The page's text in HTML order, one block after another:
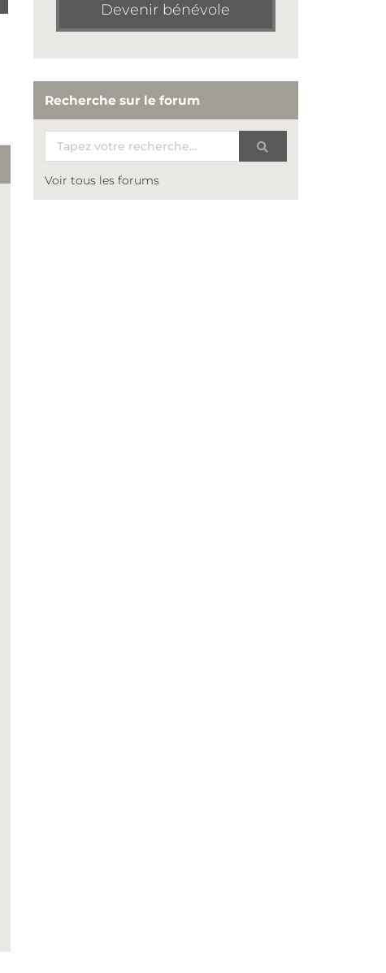
Devenir bénévole
Recherche sur le forum
Voir tous les forums